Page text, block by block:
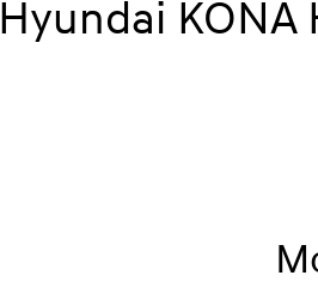
Hyundai KONA